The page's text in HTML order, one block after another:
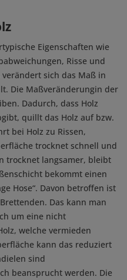
Eigenschaften wie
Risse und
sich das Maß in
Die Maßveränderungin der
Dadurch, dass Holz
quillt das Holz auf bzw.
bei Holz zu Rissen,
trocknet schnell und
trocknet langsamer, bleibt
bekommt einen
Hose“. Davon betroffen ist
Das kann man
um eine nicht
welche vermieden
kann das reduziert
sind
beansprucht werden. Die